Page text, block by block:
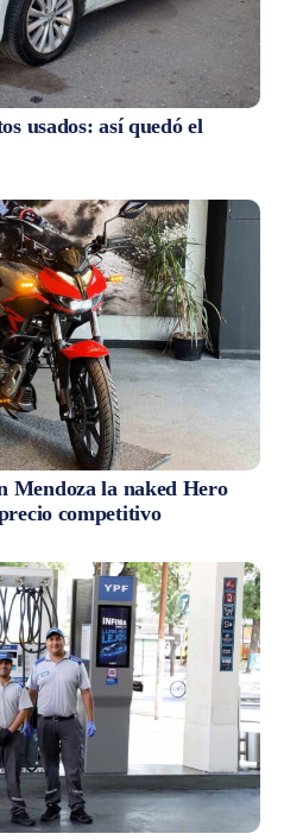
usados: así quedó el
Mendoza la naked Hero
competitivo